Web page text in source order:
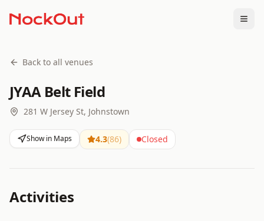
Back to all venues
JYAA Belt Field
281 W Jersey St, Johnstown
Show in Maps 4.3(86) Closed
Activities